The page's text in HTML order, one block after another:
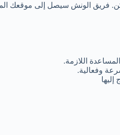
فريق الونش سيصل إلى موقعك
اللازمة.
وفعالية.